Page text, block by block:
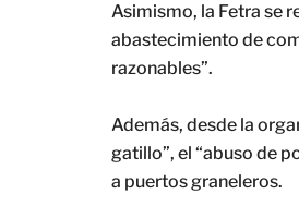
Asimismo, la Fetra se
abastecimiento de
razonables”.
Además, desde la
gatillo”, el “abuso de
a puertos graneleros.